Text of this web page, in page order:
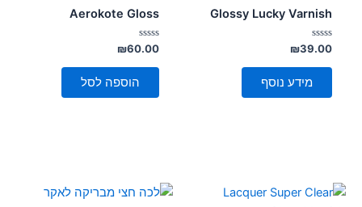
Glossy Lucky Varnish
דורג
0
מתוך
₪39.00
מידע נוסף
Aerokote Gloss
דורג
0
מתוך
₪60.00
הוספה לסל